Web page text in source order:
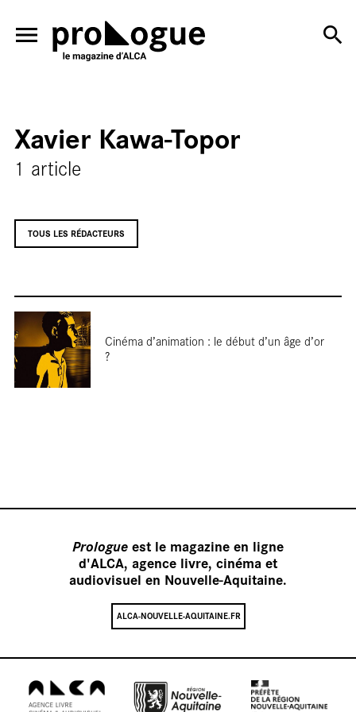
ALLER AU CONTENU PRINCIPAL
Xavier Kawa-Topor
1 article
TOUS LES RÉDACTEURS
Cinéma d’animation : le début d’un âge d’or
?
Prologue est le magazine en ligne
d'ALCA, agence livre, cinéma et
audiovisuel en Nouvelle-Aquitaine.
ALCA-NOUVELLE-AQUITAINE.FR
En salle
En librairie
En résidence
Cartes blanches
Entretiens
Reportages
Terre de tournages
Nos vidéos
Nos sonores